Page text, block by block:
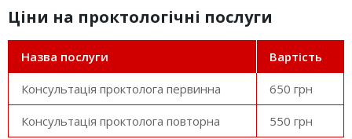
Ціни на проктологічні послуги
Назва послуги Вартість
Консультація проктолога первинна 650 грн
Консультація проктолога повторна 550 грн